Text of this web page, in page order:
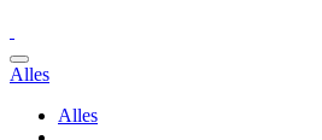
Alles
Alles